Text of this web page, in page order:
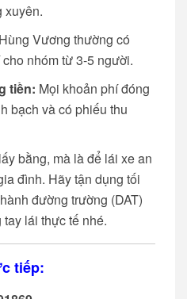
xuyên.
Hùng Vương thường có
nhóm từ 3-5 người.
tiền: Mọi khoản phí đóng
bạch và có phiếu thu
bằng, mà là để lái xe an
đình. Hãy tận dụng tối
đường trường (DAT)
lái thực tế nhé.
tiếp: